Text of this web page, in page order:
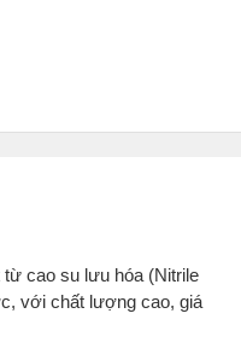
cao su lưu hóa (Nitrile
với chất lượng cao, giá